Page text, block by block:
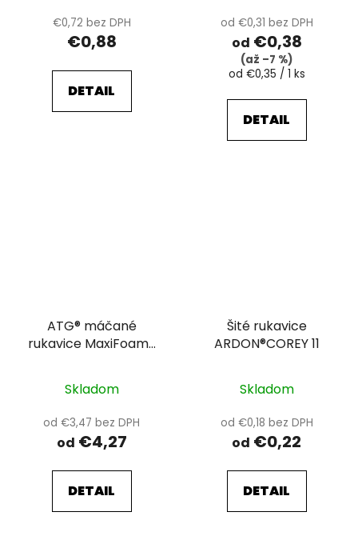
€0,72 bez DPH
€0,88
DETAIL
od €0,31 bez DPH
od €0,38
(až –7 %)
Jednotková
od €0,35 / 1 ks
DETAIL
ATG® máčané
rukavice MaxiFoam®
Skladom
od €3,47 bez DPH
od €4,27
DETAIL
Šité rukavice
ARDON®COREY 11
Skladom
od €0,18 bez DPH
od €0,22
DETAIL